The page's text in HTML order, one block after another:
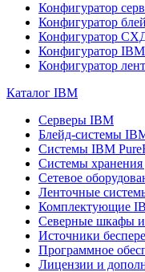
Конфигуратор
Конфигуратор
Конфигуратор
Конфигуратор
Конфигуратор
Каталог IBM
Серверы IBM
Блейд-системы
Системы IBM
Системы
Сетевое
Ленточные
Комплектующие
Северные шкафы
Источники
Программное
Лицензии и